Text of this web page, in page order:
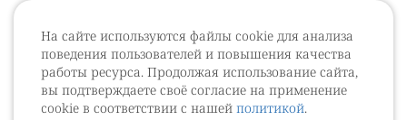
На сайте используются файлы cookie для анализа
поведения пользователей и повышения качества
работы ресурса. Продолжая использование сайта,
вы подтверждаете своё согласие на применение
cookie в соответствии с нашей политикой.